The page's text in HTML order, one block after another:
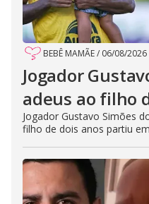
BEBÊ MAMÃE/ 06/08/2026
Jogador
adeus ao filho
Jogador Gustavo Simões
filho de dois anos partiu